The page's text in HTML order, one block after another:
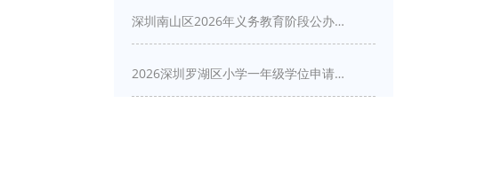
深圳南山区2026年义务教育阶段公办学校新生入学申请指南
2026深圳罗湖区小学一年级学位申请指南